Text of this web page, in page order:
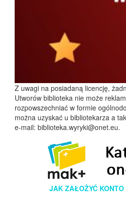
Z uwagi na posiadaną licencję,
Utworów biblioteka nie może
rozpowszechniać w formie
można uzyskać u bibliotekarza a
e-mail: biblioteka.wyryki@onet.eu.
JAK ZAŁOŻYĆ